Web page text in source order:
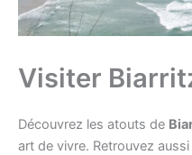
Visiter
Découvrez les atouts de
art de vivre. Retrouvez